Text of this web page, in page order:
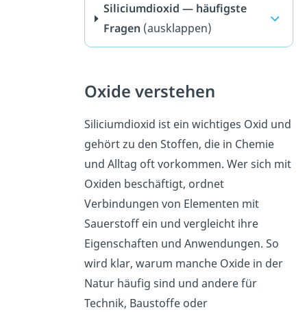
Siliciumdioxid — häufigste
Fragen (ausklappen)
Oxide verstehen
Siliciumdioxid ist ein wichtiges Oxid und
gehört zu den Stoffen, die in Chemie
und Alltag oft vorkommen. Wer sich mit
Oxiden beschäftigt, ordnet
Verbindungen von Elementen mit
Sauerstoff ein und vergleicht ihre
Eigenschaften und Anwendungen. So
wird klar, warum manche Oxide in der
Natur häufig sind und andere für
Technik, Baustoffe oder